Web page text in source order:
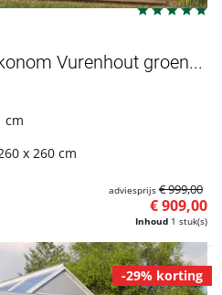
Vurenhout groen...
cm
x 260 cm
Inhoud 1 stuk(s)
€ 909,00
adviesprijs € 999,00
-29% korting